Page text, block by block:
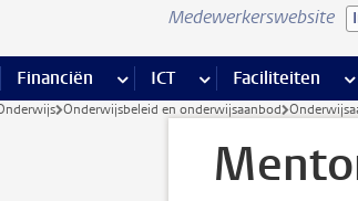
Medewerkerswebsite
HR pagina’s
Financiën meer Financiën pagina’s
ICT meer ICT pagina’s
Faciliteiten
Onderwijsbeleid en onderwijsaanbod